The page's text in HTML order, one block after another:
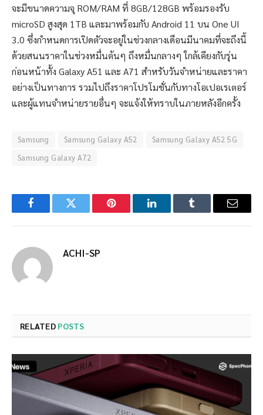
จะมีขนาดความจุ ROM/RAM ที่ 8GB/128GB พร้อมรองรับ
microSD สูงสุด 1TB และมาพร้อมกับ Android 11 บน One UI
3.0 ซึ่งกำหนดการเปิดตัวจะอยู่ในช่วงกลางเดือนมีนาคมที่จะถึงนี้
ด้วยสนนราคาในช่วงหมื่นต้นๆ ถึงหมื่นกลางๆ ใกล้เคียงกับรุ่น
ก่อนหน้าทั้ง Galaxy A51 และ A71 สำหรับวันจำหน่ายและราคา
อย่างเป็นทางการ รวมไปถึงราคาโปรโมชั่นกับทางโอเปอเรเตอร์
และผู้แทนจำหน่ายรายอื่นๆ จะแจ้งให้ทราบในภายหลังอีกครั้ง
Samsung Samsung Galaxy A52
Samsung Galaxy A52 5G
Samsung Galaxy A72
FacebookTwitter Pinterest LinkedInTumblr Email
ACHI-SP
RELATED POSTS